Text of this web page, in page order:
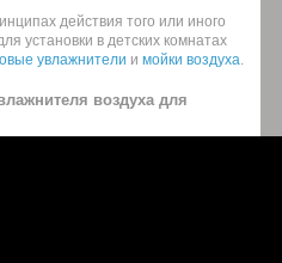
действия того или иного
установки в детских комнатах
увлажнители и мойки воздуха.
воздуха для